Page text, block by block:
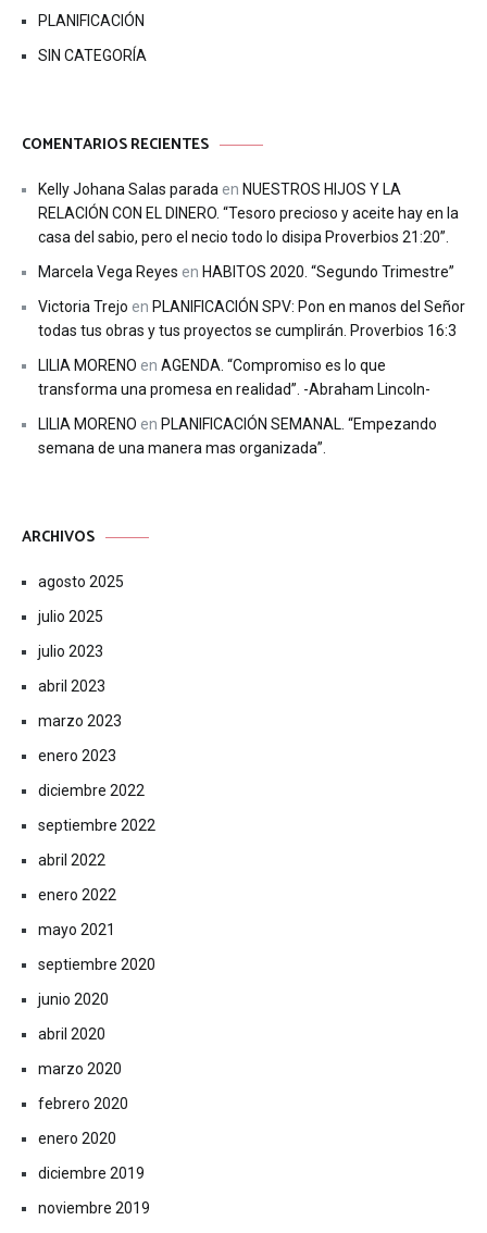
PLANIFICACIÓN
SIN CATEGORÍA
COMENTARIOS RECIENTES
Kelly Johana Salas parada en NUESTROS HIJOS Y LA
RELACIÓN CON EL DINERO. “Tesoro precioso y aceite hay en la
casa del sabio, pero el necio todo lo disipa Proverbios 21:20”.
Marcela Vega Reyes en HABITOS 2020. “Segundo Trimestre”
Victoria Trejo en PLANIFICACIÓN SPV: Pon en manos del Señor
todas tus obras y tus proyectos se cumplirán. Proverbios 16:3
LILIA MORENO en AGENDA. “Compromiso es lo que
transforma una promesa en realidad”. -Abraham Lincoln-
LILIA MORENO en PLANIFICACIÓN SEMANAL. “Empezando
semana de una manera mas organizada”.
ARCHIVOS
agosto 2025
julio 2025
julio 2023
abril 2023
marzo 2023
enero 2023
diciembre 2022
septiembre 2022
abril 2022
enero 2022
mayo 2021
septiembre 2020
junio 2020
abril 2020
marzo 2020
febrero 2020
enero 2020
diciembre 2019
noviembre 2019